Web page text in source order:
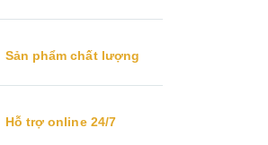
Sản phẩm chất lượng
Hỗ trợ online 24/7